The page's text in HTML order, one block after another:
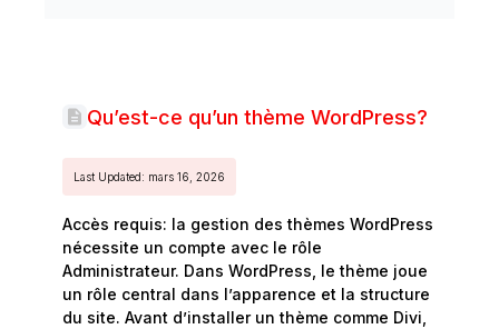
Qu’est-ce qu’un thème WordPress?
Last Updated: mars 16, 2026
Accès requis: la gestion des thèmes WordPress
nécessite un compte avec le rôle
Administrateur. Dans WordPress, le thème joue
un rôle central dans l’apparence et la structure
du site. Avant d’installer un thème comme Divi,